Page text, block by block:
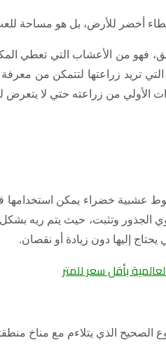
أخضر للأرض، بل هو مساحة
فهو من الأعشاب التي تعطي
تريد زراعتها لتتمكن من
الأولي من زراعته حتي لا يتعرض
عشبية خضراء يمكن استخدامها في
يحتاج إليها دون زيادة أو نقصان.
بأقل سعر للمتر
الذي يتلاءم مع مناخ